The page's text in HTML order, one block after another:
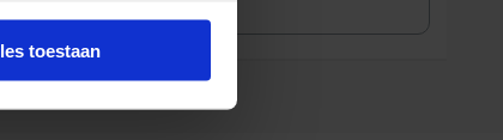
toestaan